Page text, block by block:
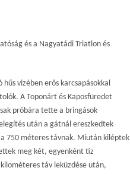
és a Nagyatádi Triatlon és
vizében erős karcsapásokkal
A Toponárt és Kaposfüredet
próbára tette a bringások
után a gátnál ereszkedtek
a 750 méteres távnak. Miután kiléptek
meg két, egyenként tíz
táv leküzdése után,